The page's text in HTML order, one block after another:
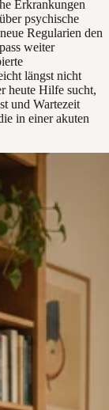
Erkrankungen
psychische
Regularien den
weiter
längst nicht
heute Hilfe sucht,
und Wartezeit
in einer akuten